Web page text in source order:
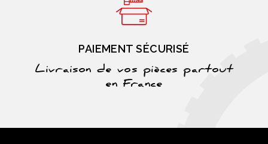
PAIEMENT SÉCURISÉ
Livraison de vos pièces partout
en France